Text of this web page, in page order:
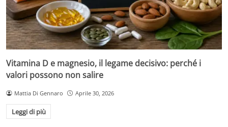
Vitamina D e magnesio, il legame decisivo: perché i
valori possono non salire
Mattia Di Gennaro Aprile 30, 2026
Leggi di più